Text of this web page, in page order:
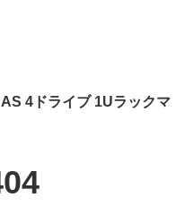
4ドライブ 1Uラックマ